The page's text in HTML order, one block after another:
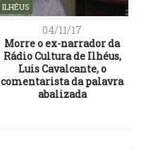
ILHÉUS
04/11/17
Morre o ex-narrador da
Rádio Cultura de Ilhéus,
Luis Cavalcante, o
comentarista da palavra
abalizada